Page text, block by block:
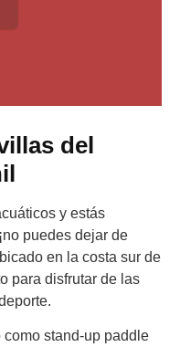
del
y estás
puedes dejar de
en la costa sur de
para disfrutar de las
stand-up paddle